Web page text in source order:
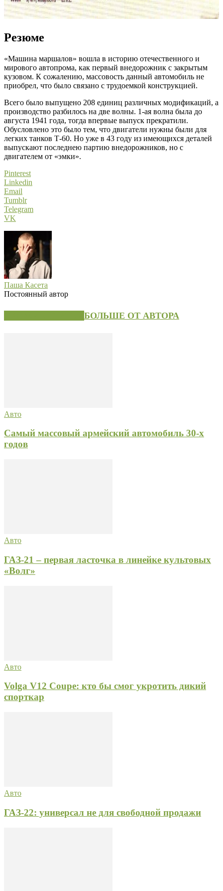
Резюме
«Машина маршалов» вошла в историю отечественного и
мирового автопрома, как первый внедорожник с закрытым
кузовом. К сожалению, массовость данный автомобиль не
приобрел, что было связано с трудоемкой конструкцией.
Всего было выпущено 208 единиц различных модификаций, а
производство разбилось на две волны. 1-ая волна была до
августа 1941 года, тогда впервые выпуск прекратили.
Обусловлено это было тем, что двигатели нужны были для
легких танков Т-60. Но уже в 43 году из имеющихся деталей
выпускают последнею партию внедорожников, но с
двигателем от «эмки».
Pinterest
Linkedin
Email
Tumblr
Telegram
VK
Паша Касета
Постоянный автор
БОЛЬШЕ ОТ АВТОРА
Авто
Самый массовый армейский автомобиль 30-х
годов
Авто
ГАЗ-21 – первая ласточка в линейке культовых
«Волг»
Авто
Volga V12 Coupe: кто бы смог укротить дикий
спорткар
Авто
ГАЗ-22: универсал не для свободной продажи